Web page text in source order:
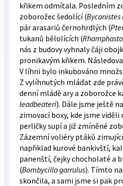
křikem odmítala. Posledním
zoborožec šedolící (Bycanistes
pár arasariů černohrdlých (
tukanů bělolících (
nás z budovy vyhnaly čáji
pronikavým křikem.
V líhni bylo inkubováno
Z vylíhnutých mláďat zde
denní mládě ary a zoborožce
leadbeateri). Dále jsme ještě
zimovací boxy, kde jsme viděli
perličky supí a již zmíněné
Zázemní voliéry ptáků
napřiklad kurové bankivští,
panenští, čejky chocholaté a
(Bombycilla garrulus). Tímto
skončila, a sami jsme si pak